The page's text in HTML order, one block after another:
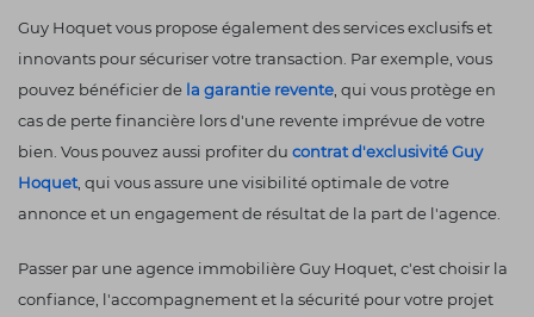
Guy Hoquet vous propose également des services exclusifs et
innovants pour sécuriser votre transaction. Par exemple, vous
pouvez bénéficier de la garantie revente , qui vous protège en
cas de perte financière lors d'une revente imprévue de votre
bien. Vous pouvez aussi profiter du contrat d'exclusivité Guy
Hoquet , qui vous assure une visibilité optimale de votre
annonce et un engagement de résultat de la part de l'agence.
Passer par une agence immobilière Guy Hoquet, c'est choisir la
confiance, l'accompagnement et la sécurité pour votre projet